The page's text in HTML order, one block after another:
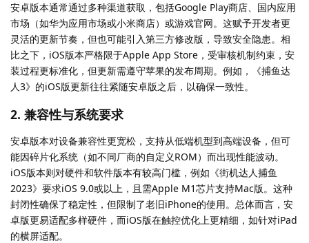
安卓版本通常通过多种渠道获取，包括Google Play商店、国内应用
市场（如华为应用市场或小米商店）或游戏官网。这赋予开发者更
灵活的更新节奏，但也可能引入第三方修改版，导致安全隐患。相
比之下，iOS版本严格限于Apple App Store，受审核机制约束，安
装过程更标准化，但更新需遵守苹果的发布周期。例如，《捕鱼达
人3》的iOS版更新往往紧随安卓版之后，以确保一致性。
2. 兼容性与系统要求
安卓版本对设备兼容性更宽松，支持从低端机型到高端设备，但可
能因碎片化系统（如不同厂商的自定义ROM）而出现性能波动。
iOS版本则对硬件和软件版本有较高门槛，例如《街机达人捕鱼
2023》要求iOS 9.0或以上，且需Apple M1芯片支持Mac版。这种
封闭性确保了稳定性，但限制了老旧iPhone的使用。总体而言，安
卓版更易适配多样硬件，而iOS版在触控优化上更精细，如针对iPad
的横屏适配。